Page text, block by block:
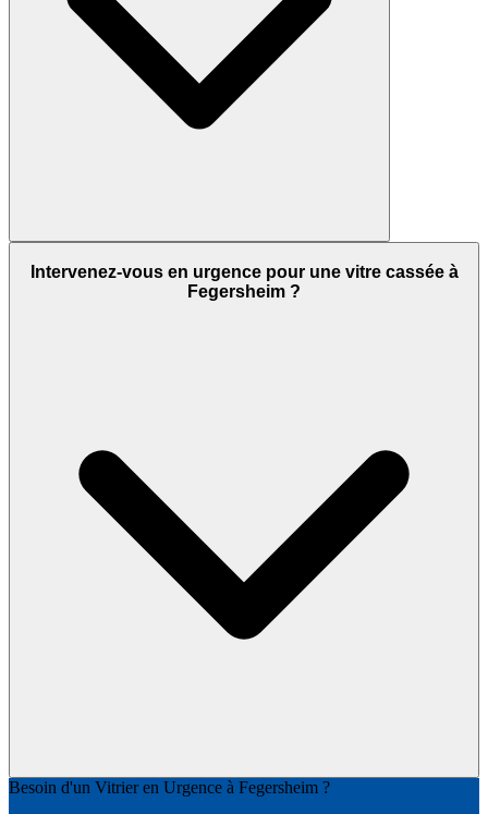
Intervenez-vous en urgence pour une vitre cassée à
Fegersheim ?
Besoin d'un Vitrier en Urgence à Fegersheim ?